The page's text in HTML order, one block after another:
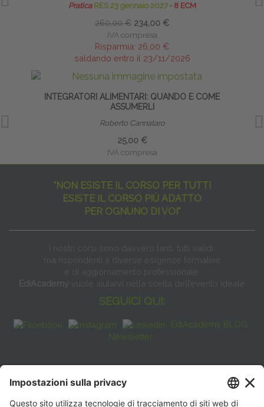
PraticaRES 23 gennaio 2027 ∙ 8 ECM
260,00 € 234,00 €
IVA compresa
Risparmia: 26,00 €
saldando entro il 23/11/2026
INTEGRATORI ALIMENTARI: QUANDO E COME
ASSUMERLI
Roberto Cannataro
25,00 €
IVA compresa
"NON ESISTE IL CORSO PER TUTTI
ESISTE IL CORSO PIÙ ADATTO
PER OGNUNO DI VOI"
I nostri corsi sono davvero tanti, tutti validi
ma rispondenti a diverse esigenze formative
e di aggiornamento professionale.
EdiAcademy vuole aiutarvi nella scelta dell’evento ideale
SEGUICI QUI:
EdiAcademy BLOG
Newsletter
FAQ